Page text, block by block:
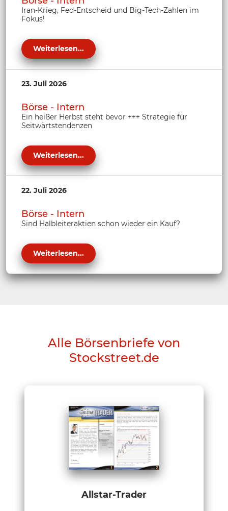
Iran-Krieg, Fed-Entscheid und Big-Tech-Zahlen im
Fokus!
Weiterlesen...
23. Juli 2026
Börse - Intern
Ein heißer Herbst steht bevor +++ Strategie für
Seitwärtstendenzen
Weiterlesen...
22. Juli 2026
Börse - Intern
Sind Halbleiteraktien schon wieder ein Kauf?
Weiterlesen...
Alle Börsenbriefe von
Stockstreet.de
Allstar-Trader